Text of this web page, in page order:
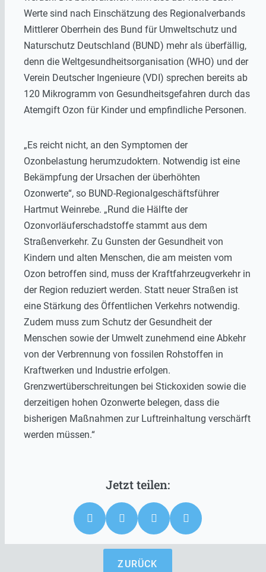
Werte sind nach Einschätzung des Regionalverbands
Mittlerer Oberrhein des Bund für Umweltschutz und
Naturschutz Deutschland (BUND) mehr als überfällig,
denn die Weltgesundheitsorganisation (WHO) und der
Verein Deutscher Ingenieure (VDI) sprechen bereits ab
120 Mikrogramm von Gesundheitsgefahren durch das
Atemgift Ozon für Kinder und empfindliche Personen.
„Es reicht nicht, an den Symptomen der
Ozonbelastung herumzudoktern. Notwendig ist eine
Bekämpfung der Ursachen der überhöhten
Ozonwerte“, so BUND-Regionalgeschäftsführer
Hartmut Weinrebe. „Rund die Hälfte der
Ozonvorläuferschadstoffe stammt aus dem
Straßenverkehr. Zu Gunsten der Gesundheit von
Kindern und alten Menschen, die am meisten vom
Ozon betroffen sind, muss der Kraftfahrzeugverkehr in
der Region reduziert werden. Statt neuer Straßen ist
eine Stärkung des Öffentlichen Verkehrs notwendig.
Zudem muss zum Schutz der Gesundheit der
Menschen sowie der Umwelt zunehmend eine Abkehr
von der Verbrennung von fossilen Rohstoffen in
Kraftwerken und Industrie erfolgen.
Grenzwertüberschreitungen bei Stickoxiden sowie die
derzeitigen hohen Ozonwerte belegen, dass die
bisherigen Maßnahmen zur Luftreinhaltung verschärft
werden müssen.“
ZURÜCK